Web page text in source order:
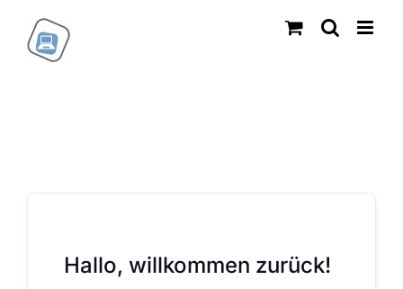
Inhalt
springen
Hallo, willkommen zurück!